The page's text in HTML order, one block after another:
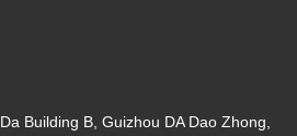
Building B, Guizhou DA Dao Zhong,